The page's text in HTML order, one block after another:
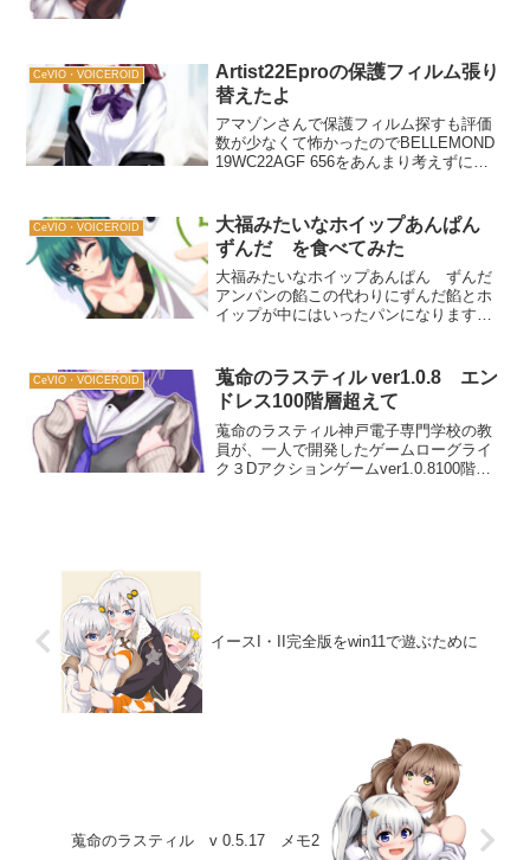
すっごいかかります。がす...
CeVIO・VOICEROID
Artist22Eproの保護フィルム張り
替えたよ
アマゾンさんで保護フィルム探すも評価
数が少なくて怖かったのでBELLEMOND
19WC22AGF 656をあんまり考えずに購
い。それはそうですよねー。上下は本体
フレーム...
CeVIO・VOICEROID
大福みたいなホイップあんぱん
ずんだ を食べてみた
大福みたいなホイップあんぱん ずんだ
アンパンの餡この代わりにずんだ餡とホ
イップが中にはいったパンになります。
ンパンの餡こより甘さが控えめで甘いの
が苦手な方にもおすすめで...
CeVIO・VOICEROID
蒐命のラスティル ver1.0.8 エン
ドレス100階層超えて
蒐命のラスティル神戸電子専門学校の教
員が、一人で開発したゲームローグライ
ク３Dアクションゲームver1.0.8100階層
イースI・II完全版をwin11で遊ぶために
蒐命のラスティル v 0.5.17 メモ2